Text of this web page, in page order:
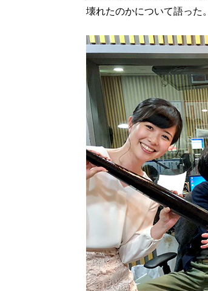
壊れたのかについて語った。